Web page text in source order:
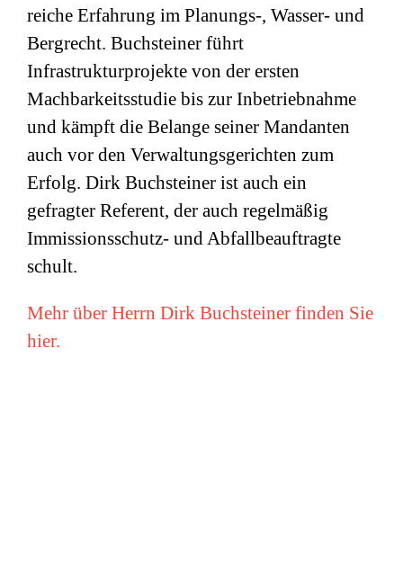
reiche Erfahrung im Planungs-, Wasser- und
Bergrecht. Buchsteiner führt
Infrastrukturprojekte von der ersten
Machbarkeitsstudie bis zur Inbetriebnahme
und kämpft die Belange seiner Mandanten
auch vor den Verwaltungsgerichten zum
Erfolg. Dirk Buchsteiner ist auch ein
gefragter Referent, der auch regelmäßig
Immissionsschutz- und Abfallbeauftragte
schult.
Mehr über Herrn Dirk Buchsteiner finden Sie
hier.